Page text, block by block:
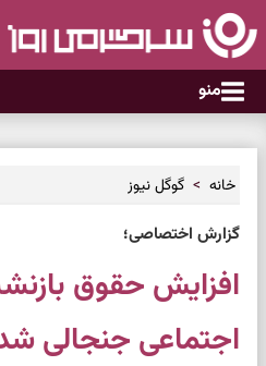
منو
خانه گوگل نیوز
گزارش اختصاصی؛
افزایش حقوق
اجتماعی جنجالی